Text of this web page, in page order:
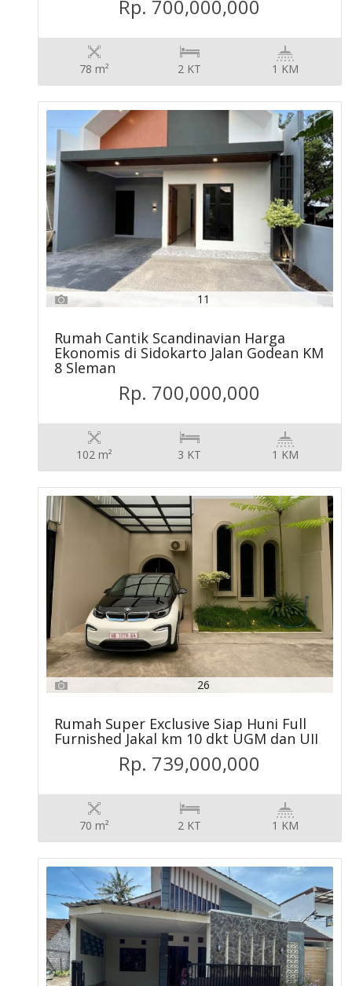
Rp. 700,000,000
78 m² 2 KT 1 KM
11
Rumah Cantik Scandinavian Harga
Ekonomis di Sidokarto Jalan Godean KM
8 Sleman
Rp. 700,000,000
102 m² 3 KT 1 KM
26
Rumah Super Exclusive Siap Huni Full
Furnished Jakal km 10 dkt UGM dan UII
Rp. 739,000,000
70 m² 2 KT 1 KM